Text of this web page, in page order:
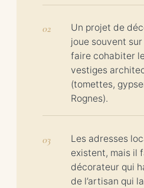
Un projet de
joue souvent
faire cohabiter
vestiges
(tomettes,
Rognes).
Les adresses
existent, mais il
décorateur qui
de l’artisan qui